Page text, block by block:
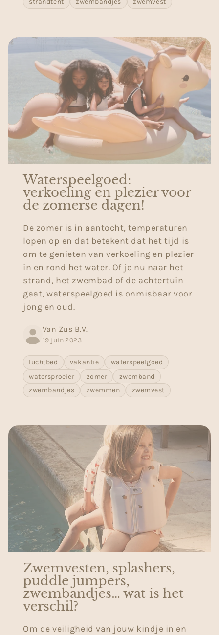
strandtent zwembandjes zwemvest
Waterspeelgoed:
verkoeling en plezier voor
de zomerse dagen!
De zomer is in aantocht, temperaturen
lopen op en dat betekent dat het tijd is
om te genieten van verkoeling en plezier
in en rond het water. Of je nu naar het
strand, het zwembad of de achtertuin
gaat, waterspeelgoed is onmisbaar voor
jong en oud.
Van Zus B.V.
19 juin 2023
luchtbed vakantie
waterspeelgoed
watersproeier
zomer
zwemband
zwembandjes
zwemmen zwemvest
Zwemvesten, splashers,
puddle jumpers,
zwembandjes… wat is het
verschil?
Om de veiligheid van jouw kindje in en